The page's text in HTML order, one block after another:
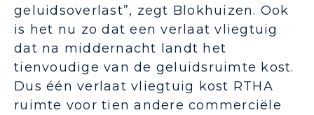
geluidsoverlast”, zegt Blokhuizen. Ook
is het nu zo dat een verlaat vliegtuig
dat na middernacht landt het
tienvoudige van de geluidsruimte kost.
Dus één verlaat vliegtuig kost RTHA
ruimte voor tien andere commerciële